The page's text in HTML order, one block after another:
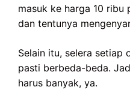
masuk ke harga 10 ribu
dan tentunya
Selain itu, selera setiap
pasti berbeda-beda.
harus banyak, ya.